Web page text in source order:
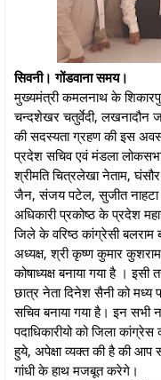
सिवनी। गोंडवाना समय।
मुख्यमंत्री कमलनाथ के
चन्दशेखर चतुर्वेदी, लखनादौन
की सदस्यता ग्रहण की इस
प्रदेश सचिव एवं मंडला लोकसभा
श्रीमति चित्रलेखा नेताम,
जैन, संजय पटेल, सुजीत नाहटा
अधिकारी प्रकोष्ठ के प्रदेश
जिले के वरिष्ठ कांग्रेसी बलराम
अध्यक्ष, श्री कृष्ण कुमार
कोषाध्यक्ष बनाया गया है ।
छात्र नेता दिनेश सैनी को मध्य
सचिव बनाया गया है। इन सभी
पदाधिकारीयो को जिला
हुये, अपेक्षा व्यक्त की है की आप
गांधी के हाथ मजबूत करेगे।